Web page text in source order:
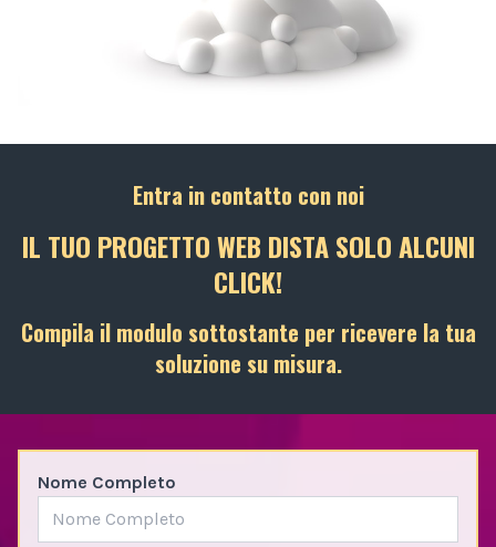
Entra in contatto con noi
IL TUO PROGETTO WEB DISTA SOLO ALCUNI
CLICK!
Compila il modulo sottostante per ricevere la tua
soluzione su misura.
Nome Completo